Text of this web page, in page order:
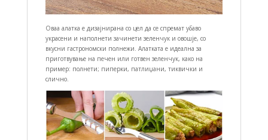
Оваа алатка е дизајнирана со цел да се спремат убаво
украсени и наполнети зачинети зеленчук и овошје, со
вкусни гастрономски полнежи. Алатката е идеална за
приготвување на печен или готвен зеленчук, како на
пример: полнети; пиперки, патлиџани, тиквички и
слично.